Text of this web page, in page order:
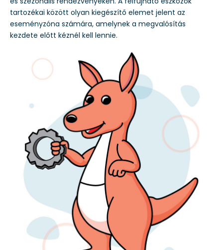
tartozékai között olyan kiegészítő elemet jelent az
eseményzóna számára, amelynek a megvalósítás
kezdete előtt kéznél kell lennie.